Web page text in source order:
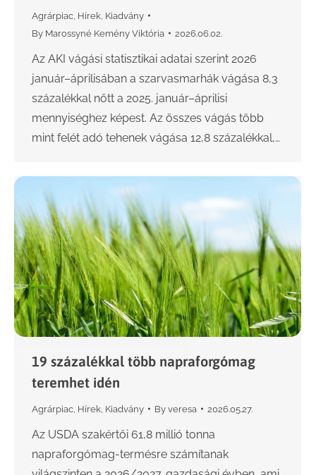
Agrárpiac Hírek Kiadvány
By Marossyné Kemény Viktória 2026.06.02.
Az AKI vágási statisztikai adatai szerint 2026
január–áprilisában a szarvasmarhák vágása 8,3
százalékkal nőtt a 2025. január–áprilisi
mennyiséghez képest. Az összes vágás több
mint felét adó tehenek vágása 12,8 százalékkal,…
19 százalékkal több napraforgómag
teremhet idén
Agrárpiac Hírek Kiadvány By veresa 2026.05.27.
Az USDA szakértői 61,8 millió tonna
napraforgómag-termésre számítanak